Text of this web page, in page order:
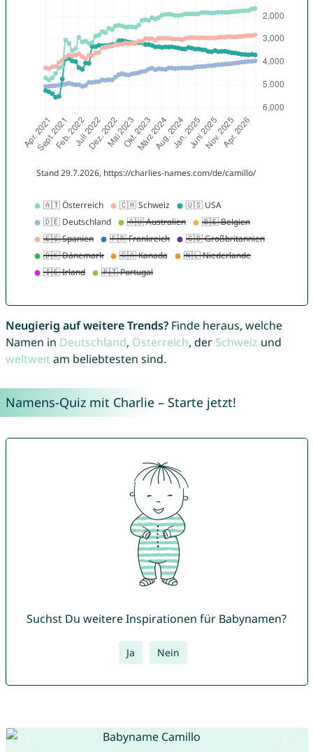
Neugierig auf weitere Trends?Finde heraus, welche
Namen in Deutschland, Österreich, der Schweiz und
weltweitam beliebtesten sind.
Namens-Quiz mit Charlie – Starte jetzt!
Suchst Du weitere Inspirationen für Babynamen?
Ja Nein